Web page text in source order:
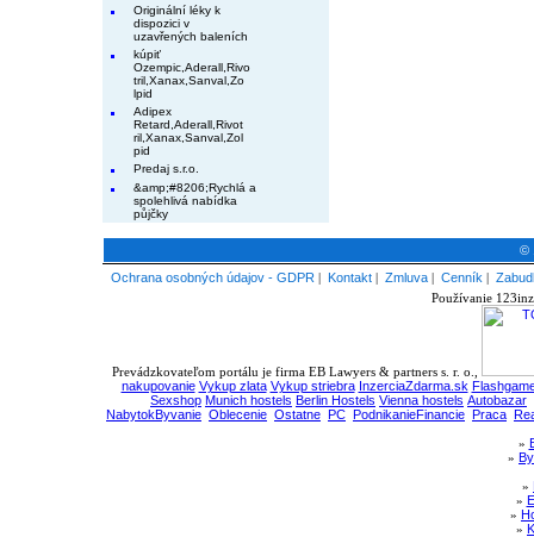
Originální léky k
dispozici v
uzavřených baleních
kúpiť
Ozempic,Aderall,Rivo
tril,Xanax,Sanval,Zo
lpid
Adipex
Retard,Aderall,Rivot
ril,Xanax,Sanval,Zol
pid
Predaj s.r.o.
&amp;#8206;Rychlá a
spolehlivá nabídka
půjčky
©
Ochrana osobných údajov - GDPR | Kontakt | Zmluva | Cenník |
Používanie
Prevádzkovateľom portálu je firma EB Lawyers & partners s. r. o.,
nakupovanie Vykup zlata Vykup striebra InzerciaZdarma.sk
Sexshop Munich hostels Berlin Hostels Vienna hostels Autobazar
NabytokByvanie Oblecenie Ostatne PC PodnikanieFinancie Praca
»
»
»
»
»
»